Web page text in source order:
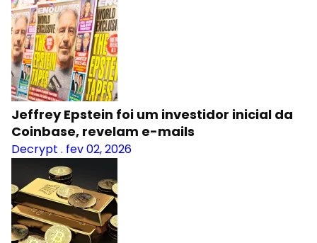
Jeffrey Epstein foi um investidor inicial da
Coinbase, revelam e-mails
Decrypt . fev 02, 2026